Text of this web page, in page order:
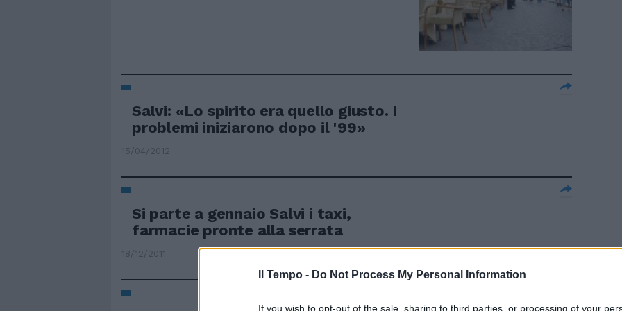
Il Tempo - Do Not Process My Personal Information
If you wish to opt-out of the sale, sharing to third parties, or processing of your
Salvi: «Lo spirito era quello giusto. I
problemi iniziarono dopo il '99»
15/04/2012
Si parte a gennaio Salvi i taxi,
farmacie pronte alla serrata
18/12/2011